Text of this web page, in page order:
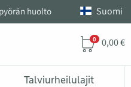
huolto Suomi
0 0,00 €
Talviurheilulajit